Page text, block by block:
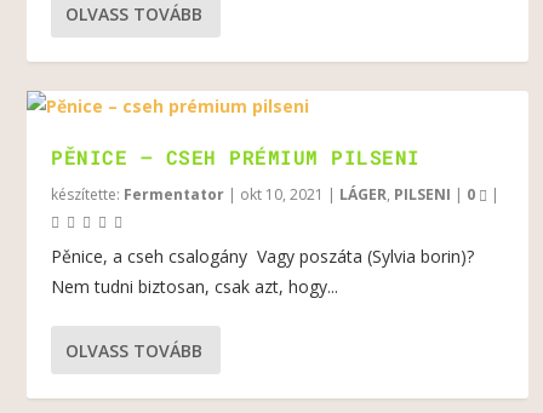
OLVASS TOVÁBB
PĚNICE – CSEH PRÉMIUM PILSENI
készítette: Fermentator | okt 10, 2021 | LÁGER, PILSENI | 0 |
Pěnice, a cseh csalogány Vagy poszáta (Sylvia borin)?
Nem tudni biztosan, csak azt, hogy...
OLVASS TOVÁBB